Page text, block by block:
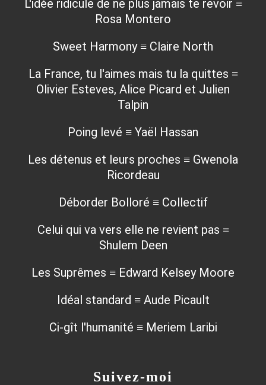
Suivez-moi
L'idée ridicule de ne plus jamais te revoir ≡
Rosa Montero
Sweet Harmony ≡ Claire North
La France, tu l'aimes mais tu la quittes ≡
Olivier Esteves, Alice Picard et Julien
Talpin
Poing levé ≡ Yaël Hassan
Les détenus et leurs proches ≡ Gwenola
Ricordeau
Déborder Bolloré ≡ Collectif
Celui qui va vers elle ne revient pas ≡
Shulem Deen
Les Suprêmes ≡ Edward Kelsey Moore
Idéal standard ≡ Aude Picault
Ci-gît l'humanité ≡ Meriem Laribi